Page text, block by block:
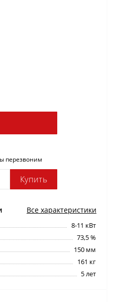
Все характеристики
8-11 кВт
73,5 %
150 мм
161 кг
5 лет
перезвоним
Купить